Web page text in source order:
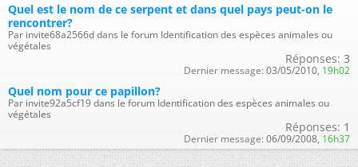
Quel est le nom de ce serpent et dans quel pays peut-on le
rencontrer?
Par invite68a2566d dans le forum Identification des espèces animales ou
végétales
Réponses: 3
Dernier message: 03/05/2010, 19h02
Quel nom pour ce papillon?
Par invite92a5cf19 dans le forum Identification des espèces animales ou
végétales
Réponses: 1
Dernier message: 06/09/2008, 16h37